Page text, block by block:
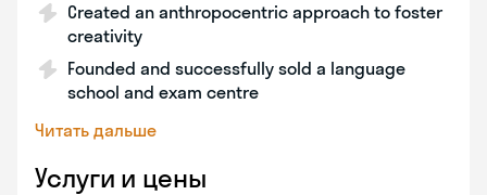
Created an anthropocentric approach to foster
creativity
Founded and successfully sold a language
school and exam centre
Читать дальше
Услуги и цены